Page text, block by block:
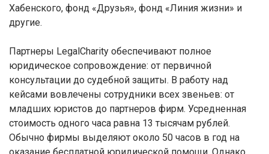
Хабенского, фонд «Друзья», фонд «Линия жизни» и
другие.
Партнеры LegalCharity обеспечивают полное
юридическое сопровождение: от первичной
консультации до судебной защиты. В работу над
кейсами вовлечены сотрудники всех звеньев: от
младших юристов до партнеров фирм. Усредненная
стоимость одного часа равна 13 тысячам рублей.
Обычно фирмы выделяют около 50 часов в год на